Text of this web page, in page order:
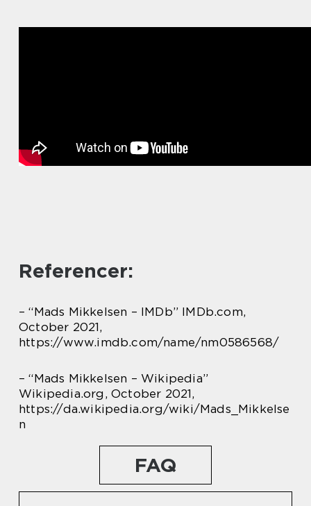
Referencer:
– “Mads Mikkelsen – IMDb” IMDb.com,
October 2021,
https://www.imdb.com/name/nm0586568/
– “Mads Mikkelsen – Wikipedia”
Wikipedia.org, October 2021,
https://da.wikipedia.org/wiki/Mads_Mikkelse
n
FAQ